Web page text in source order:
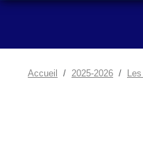
Accueil 2025-2026